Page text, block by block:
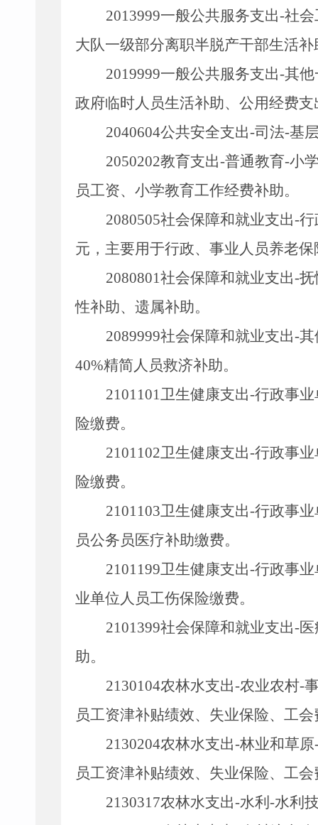
2013999一般公共服务支出-社会
大队一级部分离职半脱产干部生活补
2019999一般公共服务支出-其他
政府临时人员生活补助、公用经费支
2040604公共安全支出-司法-基
2050202教育支出-普通教育-小
员工资、小学教育工作经费补助。
2080505社会保障和就业支出-行
元，主要用于行政、事业人员养老保
2080801社会保障和就业支出-抚
性补助、遗属补助。
2089999社会保障和就业支出-其
40%精简人员救济补助。
2101101卫生健康支出-行政事
险缴费。
2101102卫生健康支出-行政事
险缴费。
2101103卫生健康支出-行政事
员公务员医疗补助缴费。
2101199卫生健康支出-行政事
业单位人员工伤保险缴费。
2101399社会保障和就业支出-
助。
2130104农林水支出-农业农村-
员工资津补贴绩效、失业保险、工
2130204农林水支出-林业和草原
员工资津补贴绩效、失业保险、工
2130317农林水支出-水利 -水利